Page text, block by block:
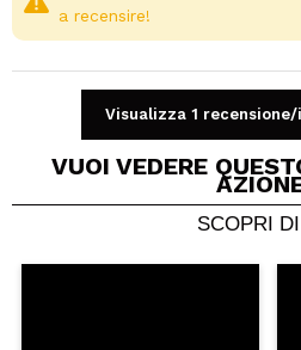
Condividi un
Il tuo video potrebbe essere
a recensire!
Visualizza 1
VUOI VEDERE
SCOPRI